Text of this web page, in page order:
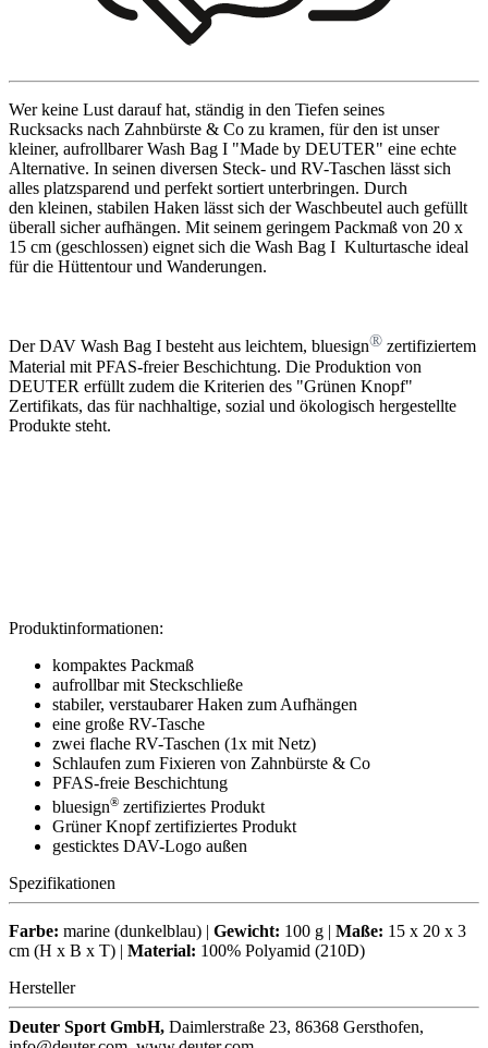
Wer keine Lust darauf hat, ständig in den Tiefen seines
Rucksacks nach Zahnbürste & Co zu kramen, für den ist unser
kleiner, aufrollbarer Wash Bag I "Made by DEUTER" eine echte
Alternative. In seinen diversen Steck- und RV-Taschen lässt sich
alles platzsparend und perfekt sortiert unterbringen. Durch
den kleinen, stabilen Haken lässt sich der Waschbeutel auch gefüllt
überall sicher aufhängen. Mit seinem geringem Packmaß von 20 x
15 cm (geschlossen) eignet sich die Wash Bag I Kulturtasche ideal
für die Hüttentour und Wanderungen.
Der DAV Wash Bag I besteht aus leichtem, bluesign® zertifiziertem
Material mit PFAS-freier Beschichtung. Die Produktion von
DEUTER erfüllt zudem die Kriterien des "Grünen Knopf"
Zertifikats, das für nachhaltige, sozial und ökologisch hergestellte
Produkte steht.
Produktinformationen:
kompaktes Packmaß
aufrollbar mit Steckschließe
stabiler, verstaubarer Haken zum Aufhängen
eine große RV-Tasche
zwei flache RV-Taschen (1x mit Netz)
Schlaufen zum Fixieren von Zahnbürste & Co
PFAS-freie Beschichtung
bluesign® zertifiziertes Produkt
Grüner Knopf zertifiziertes Produkt
gesticktes DAV-Logo außen
Spezifikationen
Farbe: marine (dunkelblau) | Gewicht: 100 g | Maße: 15 x 20 x 3
cm (H x B x T) | Material: 100% Polyamid (210D)
Hersteller
Deuter Sport GmbH, Daimlerstraße 23, 86368 Gersthofen,